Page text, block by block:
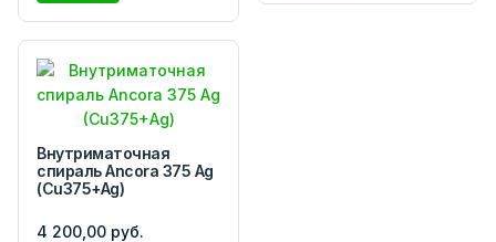
Внутриматочная
спираль Ancora 375 Ag
(Cu375+Ag)
4 200,00 руб.